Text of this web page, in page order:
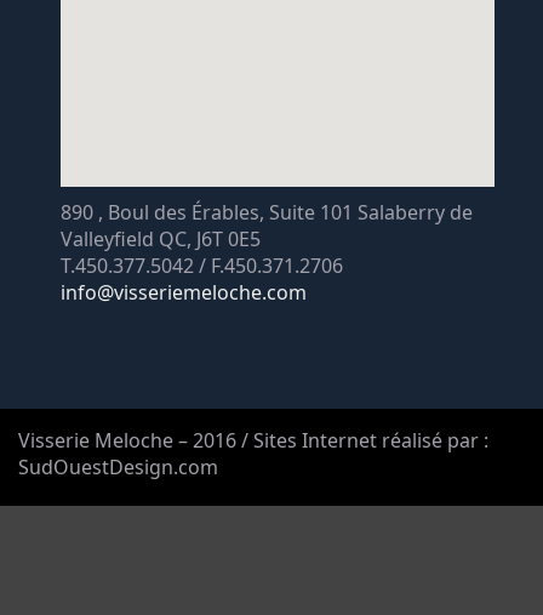
890 , Boul des Érables, Suite 101 Salaberry de
Valleyfield QC, J6T 0E5
T.450.377.5042 / F.450.371.2706
info@visseriemeloche.com
Visserie Meloche – 2016 / Sites Internet réalisé par :
SudOuestDesign.com